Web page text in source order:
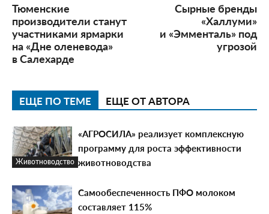
Тюменские
производители станут
участниками ярмарки
на «Дне оленевода»
в Салехарде
Сырные бренды
«Халлуми»
и «Эмменталь» под
угрозой
ЕЩЕ ПО ТЕМЕ ЕЩЕ ОТ АВТОРА
Животноводство
«АГРОСИЛА» реализует комплексную
программу для роста эффективности
животноводства
Самообеспеченность ПФО молоком
составляет 115%